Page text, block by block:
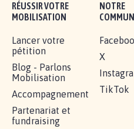
RÉUSSIR VOTRE
MOBILISATION
Lancer votre
pétition
Blog - Parlons
Mobilisation
Accompagnement
Partenariat et
fundraising
NOTRE
X
TikTok